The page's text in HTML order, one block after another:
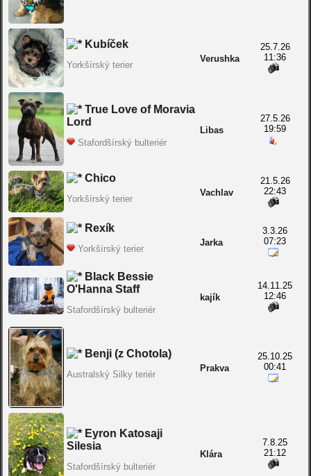
Kubíček
Yorkšírský terier
Verushka
25.7.26
11:36
True Love of Moravia
Lord
Stafordšírský bulteriér
Libas
27.5.26
19:59
Chico
Yorkšírský terier
Vachlav
21.5.26
22:43
Rexík
Yorkšírský terier
Jarka
3.3.26
07:23
Black Bessie
O'Hanna Staff
Stafordšírský bulteriér
kajík
14.11.25
12:46
Benji (z Chotola)
Australský Silky teriér
Prakva
25.10.25
00:41
Eyron Katosaji
Silesia
Stafordšírský bulteriér
Klára
7.8.25
21:12